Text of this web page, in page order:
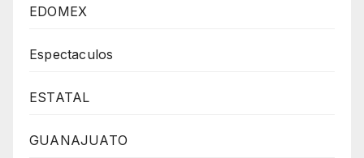
EDOMEX
Espectaculos
ESTATAL
GUANAJUATO